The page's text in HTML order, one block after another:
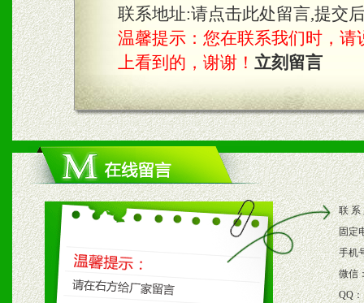
3、根据地方实际情况提供
具。
四、市场操作及支持
1、根据区域市场协助制定
2、根据具体情况公司给予
3、根据市场需要，派驻区
保产品顺利销售。
4、根据市场情况公司给予
联系地址:请点击此处留言,提交
温馨提示：您在联系我们时，请
上看到的，谢谢！ 立刻留言
联 系
固定
手机
微信
QQ：